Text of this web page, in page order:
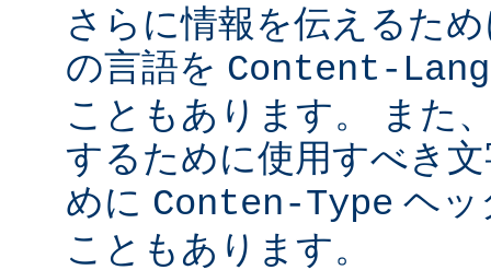
さらに情報を伝えるた
の言語を Content-
こともあります。 また
するために使用すべき
めに Conten-Type ヘッ
こともあります。